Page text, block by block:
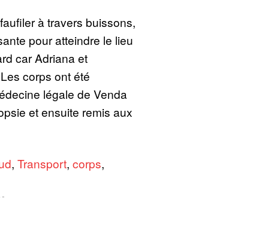
à travers buissons,
pour atteindre le lieu
car Adriana et
corps ont été
légale de Venda
et ensuite remis aux
, Transport, corps,
-